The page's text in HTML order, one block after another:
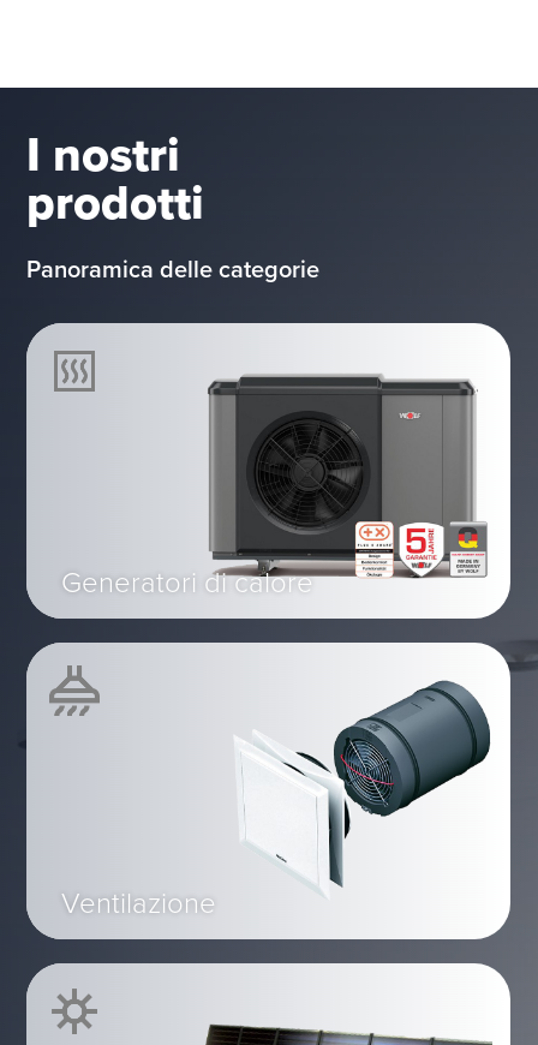
I nostri
prodotti
Panoramica delle categorie
Generatori di calore
Ventilazione